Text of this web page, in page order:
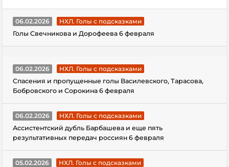
06.02.2026
НХЛ. Голы с подсказками
Голы Свечникова и Дорофеева 6 февраля
06.02.2026
НХЛ. Голы с подсказками
Спасения и пропущенные голы Василевского, Тарасова,
Бобровского и Сорокина 6 февраля
06.02.2026
НХЛ. Голы с подсказками
Ассистентский дубль Барбашева и еще пять
результативных передач россиян 6 февраля
05.02.2026
НХЛ. Голы с подсказками